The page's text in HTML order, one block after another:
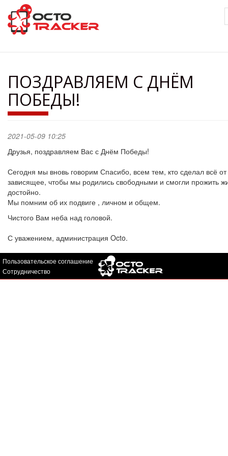
Перейти
основному
содержанию
ПОЗДРАВЛЯЕМ С ДНЁМ
ПОБЕДЫ!
2021-05-09 10:25
Друзья, поздравляем Вас с Днём Победы!
Сегодня мы вновь говорим Спасибо, всем тем, кто сделал всё
зависящее, чтобы мы родились свободными и смогли прожить
достойно.
Мы помним об их подвиге , личном и общем.
Чистого Вам неба над головой.
С уважением, администрация Octo.
Пользовательское соглашение
Сотрудничество